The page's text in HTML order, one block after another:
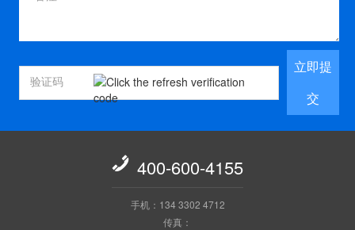
立即提
交
 400-600-4155
手机：134 3302 4712
传真：